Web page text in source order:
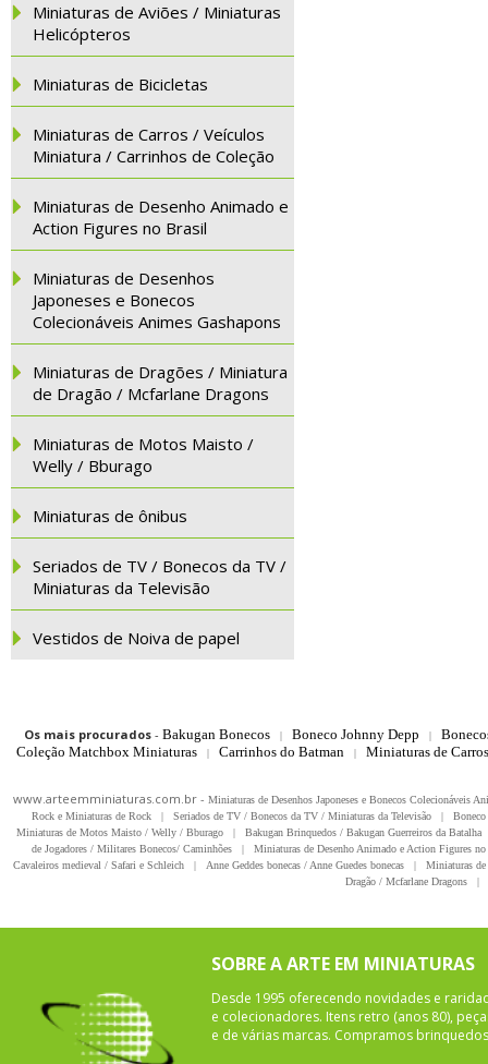
Miniaturas de Aviões / Miniaturas
Helicópteros
Miniaturas de Bicicletas
Miniaturas de Carros / Veículos
Miniatura / Carrinhos de Coleção
Miniaturas de Desenho Animado e
Action Figures no Brasil
Miniaturas de Desenhos
Japoneses e Bonecos
Colecionáveis Animes Gashapons
Miniaturas de Dragões / Miniatura
de Dragão / Mcfarlane Dragons
Miniaturas de Motos Maisto /
Welly / Bburago
Miniaturas de ônibus
Seriados de TV / Bonecos da TV /
Miniaturas da Televisão
Vestidos de Noiva de papel
Os mais procurados- Bakugan Bonecos | Boneco Johnny Depp |
Coleção Matchbox Miniaturas
| Carrinhos do Batman | Miniaturas de
www.arteemminiaturas.com.br - Miniaturas de Desenhos Japoneses e Bonecos Colecionáveis
Rock e Miniaturas de Rock
| Seriados de TV / Bonecos da TV / Miniaturas da Televisão |
Miniaturas de Motos Maisto / Welly / Bburago
| Bakugan Brinquedos / Bakugan Guerreiros da Batalha
de Jogadores / Militares Bonecos/ Caminhões
|
Miniaturas de Desenho Animado e Action Figures
Cavaleiros medieval / Safari e Schleich
| Anne Geddes bonecas / Anne Guedes bonecas |
Miniaturas
Dragão / Mcfarlane Dragons
|
SOBRE A ARTE EM MINIATURAS
Desde 1995 oferecendo novidades e
e colecionadores. Itens retro (anos 80),
e de várias marcas. Compramos